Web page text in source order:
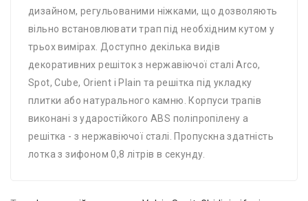
дизайном, регульованими ніжками, що дозволяють
вільно встановлювати трап під необхідним кутом у
трьох вимірах. Доступно декілька видів
декоративних решіток з нержавіючої сталі Arco,
Spot, Cube, Orient і Plain та решітка під укладку
плитки або натурального камню. Корпуси трапів
виконані з ударостійкого ABS поліпропілену а
решітка - з нержавіючої сталі. Пропускна здатність
лотка з зифоном 0,8 літрів в секунду.